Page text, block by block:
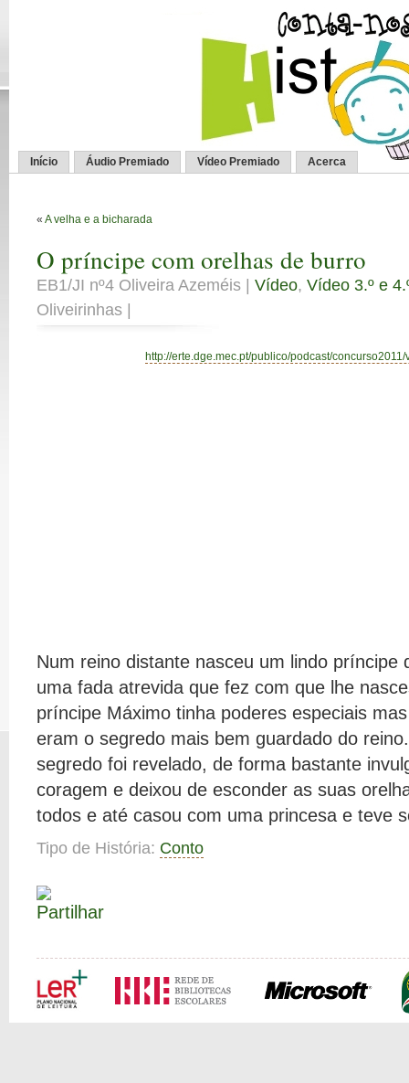
Início Áudio Premiado Vídeo Premiado Acerca
« A velha e a bicharada
O príncipe com orelhas de burro
EB1/JI nº4 Oliveira Azeméis | Vídeo, Vídeo 3.º e
Oliveirinhas |
http://erte.dge.mec.pt/publico/podcast/
Num reino distante nasceu um lindo príncipe
uma fada atrevida que fez com que lhe
príncipe Máximo tinha poderes especiais
eram o segredo mais bem guardado do
segredo foi revelado, de forma bastante
coragem e deixou de esconder as suas
todos e até casou com uma princesa e teve
Tipo de História: Conto